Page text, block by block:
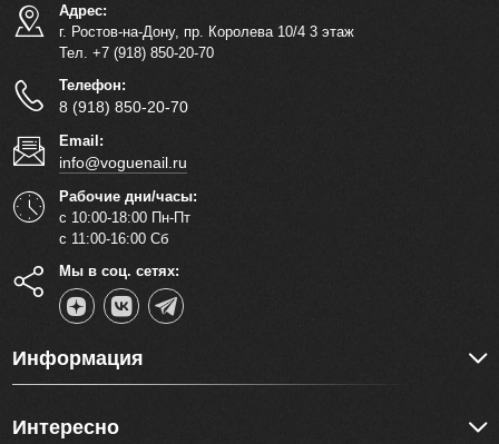
Адрес:
г. Ростов-на-Дону, пр. Королева 10/4 3 этаж
Тел. +7 (918) 850-20-70
Телефон:
8 (918) 850-20-70
Email:
info@voguenail.ru
Рабочие дни/часы:
с 10:00-18:00 Пн-Пт
с 11:00-16:00 Сб
Мы в соц. сетях:
Информация
Интересно